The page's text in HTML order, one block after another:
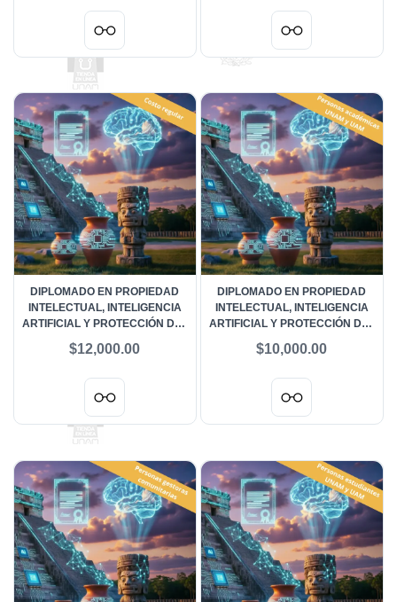
DIPLOMADO EN PROPIEDAD
INTELECTUAL, INTELIGENCIA
ARTIFICIAL Y PROTECCIÓN DEL
REGULAR
$12,000.00
DIPLOMADO EN PROPIEDAD
INTELECTUAL, INTELIGENCIA
ARTIFICIAL Y PROTECCIÓN DEL
PERSONAS ACADÉMICAS UNAM
$10,000.00